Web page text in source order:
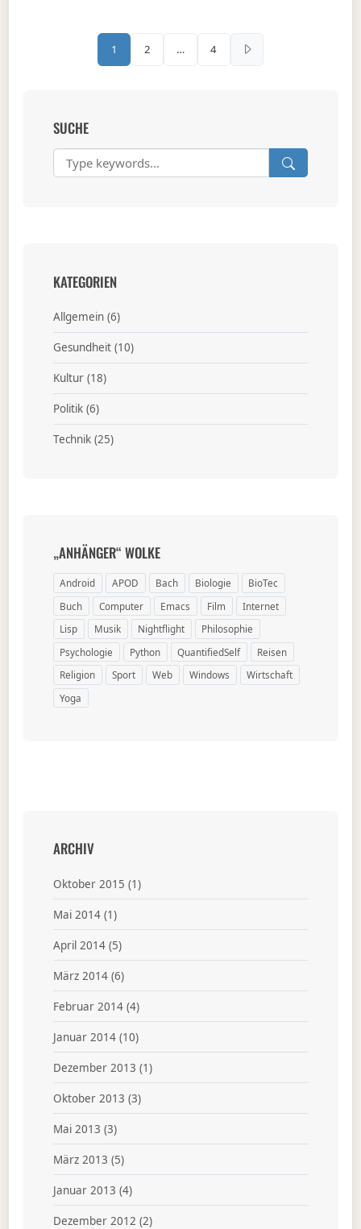
Seitennummerierung
1 2 … 4
SUCHE
KATEGORIEN
Allgemein(6)
Gesundheit(10)
Kultur(18)
Politik(6)
Technik(25)
„ANHÄNGER“ WOLKE
Android APOD Bach Biologie
BioTec
Buch
Computer Emacs Film
Internet
Lisp
Musik Nightflight
Philosophie
Psychologie
Python QuantifiedSelf
Reisen
Religion
Sport Web Windows
Wirtschaft
Yoga
ARCHIV
Oktober 2015 (1)
Mai 2014(1)
April 2014(5)
März 2014(6)
Februar 2014(4)
Januar 2014(10)
Dezember 2013 (1)
Oktober 2013 (3)
Mai 2013 (3)
März 2013 (5)
Januar 2013 (4)
Dezember 2012 (2)